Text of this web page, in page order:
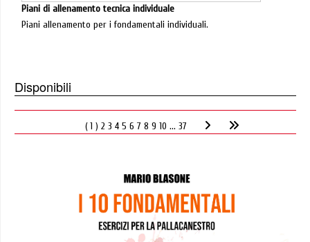
Piani di allenamento tecnica individuale
Piani allenamento per i fondamentali individuali.
Disponibili
( 1 ) 2 3 4 5 6 7 8 9 10 ... 37